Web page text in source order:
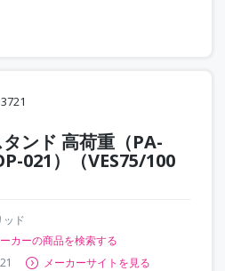
ンド 高荷重（PA-
021）（VES75/100
ッド
カーの商品を検索する
メーカーサイトを見る